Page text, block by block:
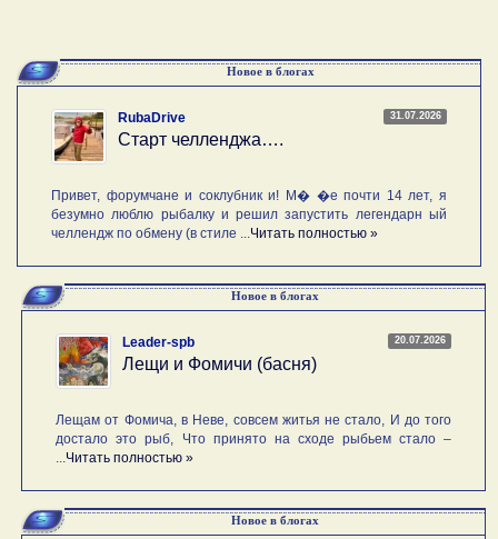
Новое в блогах
31.07.2026
RubaDrive
Старт челленджа….
Привет, форумчане и соклубник и! М� �е почти 14 лет, я
безумно люблю рыбалку и решил запустить легендарн ый
челлендж по обмену (в стиле ...Читать полностью »
Новое в блогах
20.07.2026
Leader-spb
Лещи и Фомичи (басня)
Лещам от Фомича, в Неве, совсем житья не стало, И до того
достало это рыб, Что принято на сходе рыбьем стало –
...Читать полностью »
Новое в блогах